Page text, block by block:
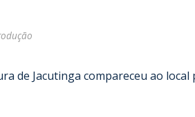
de Jacutinga compareceu ao